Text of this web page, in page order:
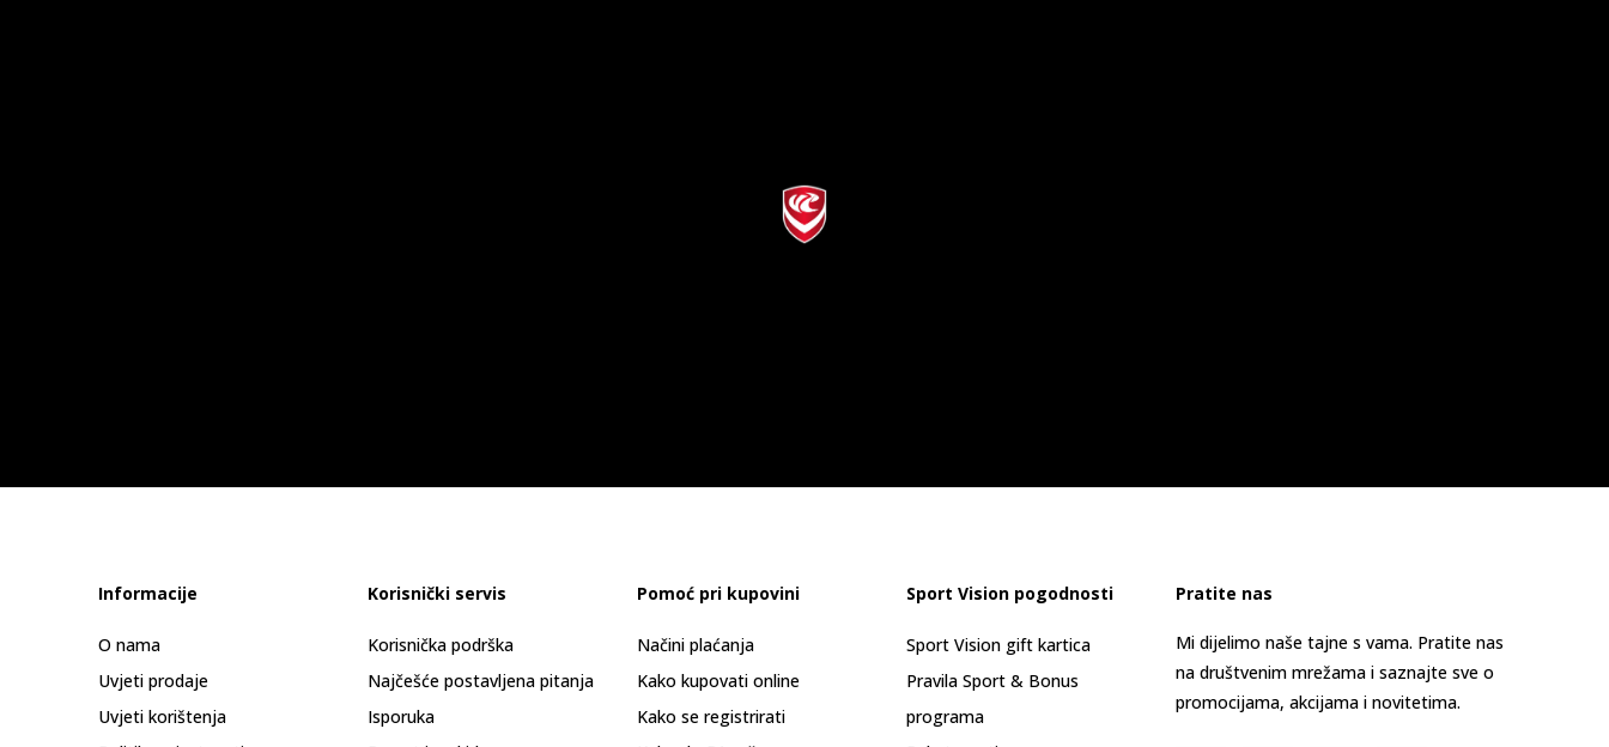
Informacije
O nama
Uvjeti prodaje
Uvjeti korištenja
Korisnički servis
Korisnička podrška
Najčešće postavljena pitanja
Isporuka
Pomoć pri kupovini
Načini plaćanja
Kako kupovati online
Kako se registrirati
Sport Vision pogodnosti
Sport Vision gift kartica
Pravila Sport & Bonus
programa
Pratite nas
Mi dijelimo naše tajne s vama. Pratite nas
na društvenim mrežama i saznajte sve o
promocijama, akcijama i novitetima.